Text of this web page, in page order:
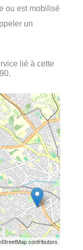
ou est mobilisé
un
lié à cette
contributors